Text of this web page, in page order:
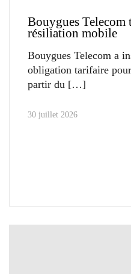
Bouygues Telecom
résiliation mobile
Bouygues Telecom a
obligation tarifaire
partir du
30 juillet 2026